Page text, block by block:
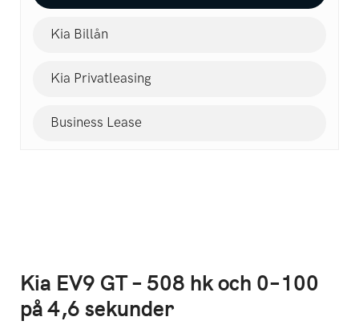
Kia Billån
Kia Privatleasing
Business Lease
Kia EV9 GT – 508 hk och 0–100
på 4,6 sekunder